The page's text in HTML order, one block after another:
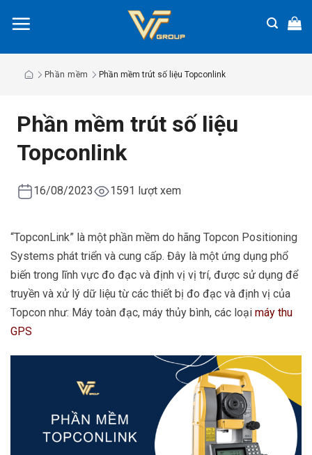
đến
dung
Phần mềm Phần mềm trút số liệu Topconlink
Phần mềm trút số liệu
Topconlink
16/08/2023 1591 lượt xem
“TopconLink” là một phần mềm do hãng Topcon Positioning
Systems phát triển và cung cấp. Đây là một ứng dụng phổ
biến trong lĩnh vực đo đạc và định vị vị trí, được sử dụng để
truyền và xử lý dữ liệu từ các thiết bị đo đạc và định vị của
Topcon như: Máy toàn đạc, máy thủy bình, các loại máy thu
GPS